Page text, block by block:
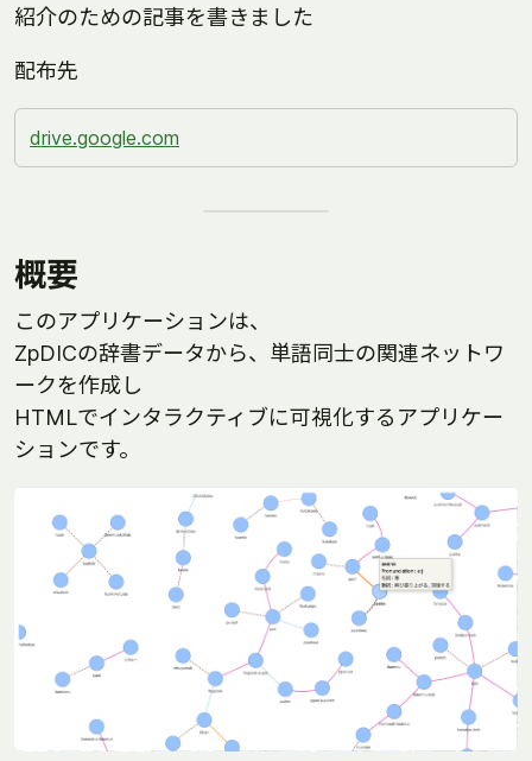
紹介のための記事を書きました
配布先
drive.google.com
概要
このアプリケーションは、
ZpDICの辞書データから、単語同士の関連ネットワ
ークを作成し
HTMLでインタラクティブに可視化するアプリケー
ションです。